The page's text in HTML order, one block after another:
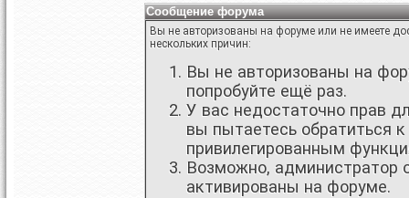
Сообщение форума
Вы не авторизованы на форуме или не имеете
нескольких причин:
Вы не авторизованы на
попробуйте ещё раз.
У вас недостаточно прав
вы пытаетесь обратиться
привилегированным
Возможно, администратор
активированы на форуме.